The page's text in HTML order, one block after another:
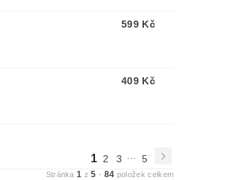
599 Kč
409 Kč
1 2 3 ... 5
Stránka1 z5 - 84 položek celkem